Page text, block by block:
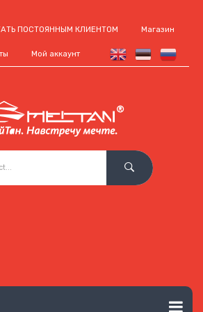
ПОСТОЯННЫМ КЛИЕНТОМ Магазин
Мой аккаунт